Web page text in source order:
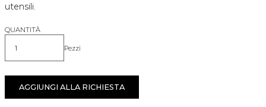
utensili.
QUANTITÀ
Quantità Pezzi
AGGIUNGI ALLA RICHIESTA